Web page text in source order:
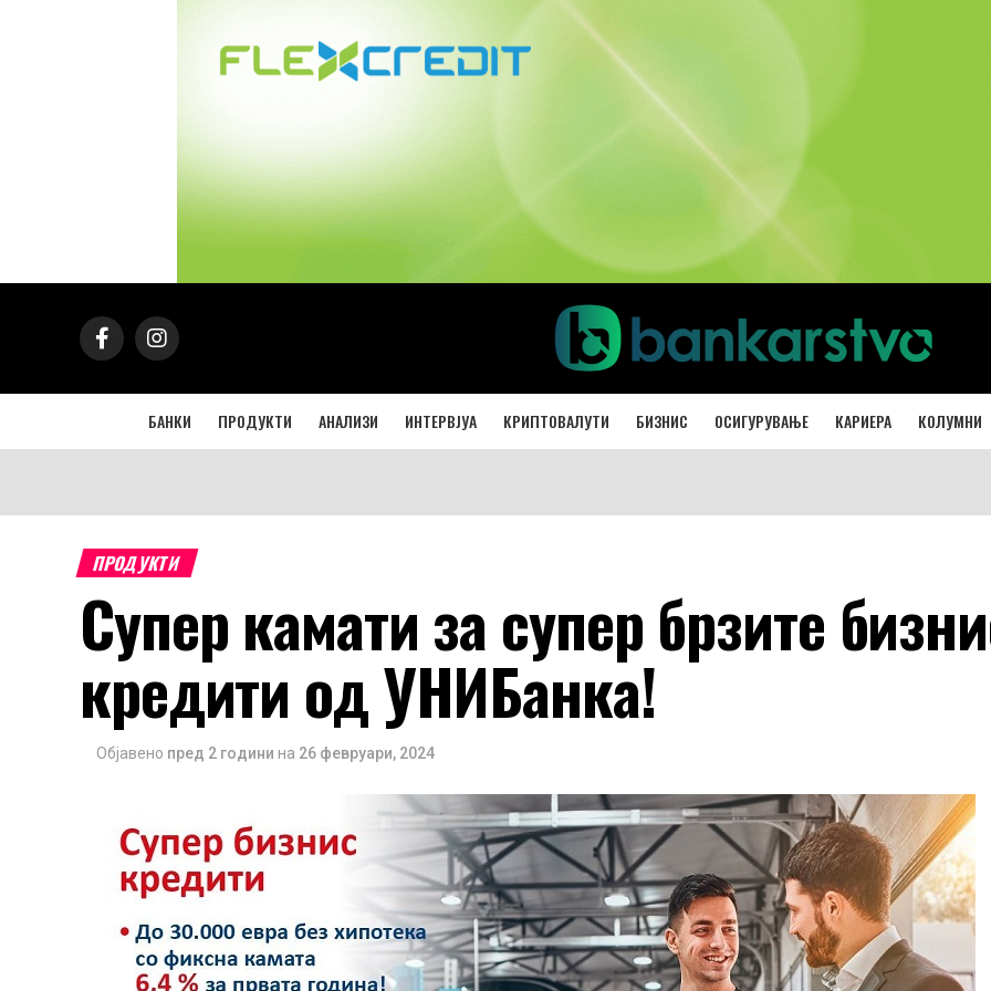
БАНКИ ПРОДУКТИ АНАЛИЗИ ИНТЕРВЈУА КРИПТОВАЛУТИ БИЗНИС ОСИГУРУВАЊЕ КАРИЕРА КОЛУМНИ
ПРОДУКТИ
Супер камати за супер брзите
кредити од УНИБанка!
Објавено пред 2 години на 26 февруари, 2024